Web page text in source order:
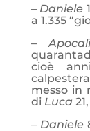
–Daniele
a 1.335
–
cioè
messo in
di Luca
– Daniele